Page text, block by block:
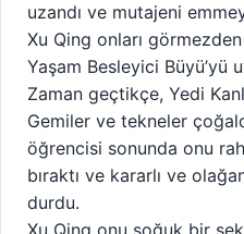
uzandı ve mutajeni
Xu Qing onları
Yaşam Besleyici Büyü’yü
Zaman geçtikçe, Yedi
Gemiler ve tekneler
öğrencisi sonunda onu
bıraktı ve kararlı ve
durdu.
Xu Qing onu soğuk bir